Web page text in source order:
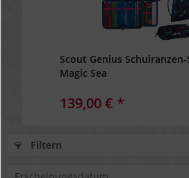
Scout Genius
Magic Sea
139,00 € *
Filtern